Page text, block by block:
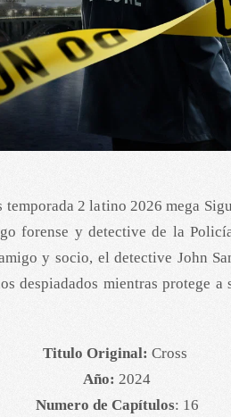
temporada 2 latino 2026 mega
forense y detective de la
y socio, el detective John
despiadados mientras protege
Titulo Original: Cross
Año: 2024
Numero de Capítulos: 16